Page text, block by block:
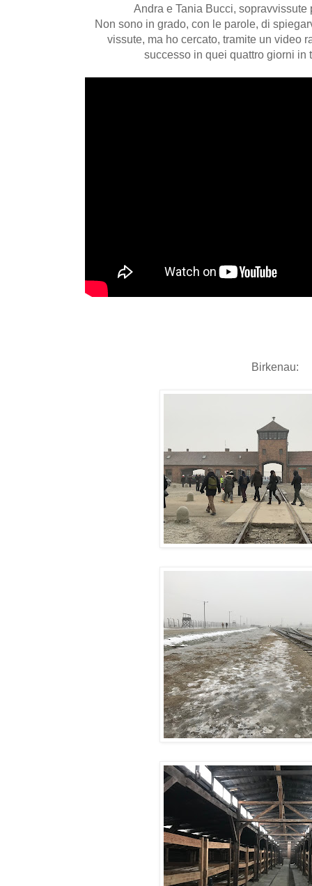
Andra e Tania Bucci, sopravvissute
Non sono in grado, con le parole, di
vissute, ma ho cercato, tramite un video
successo in quei quattro giorni in
Birkenau: